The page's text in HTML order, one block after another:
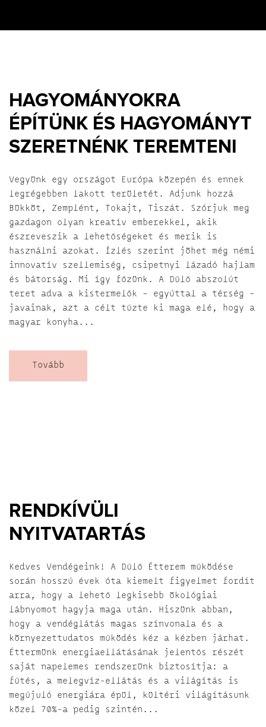
HAGYOMÁNYOKRA
ÉPÍTÜNK ÉS HAGYOMÁNYT
SZERETNÉNK TEREMTENI
Vegyünk egy országot Európa közepén és ennek
legrégebben lakott területét. Adjunk hozzá
Bükköt, Zemplént, Tokajt, Tiszát. Szórjuk meg
gazdagon olyan kreatív emberekkel, akik
észreveszik a lehetőségeket és merik is
használni azokat. Ízlés szerint jöhet még némi
innovatív szellemiség, csipetnyi lázadó hajlam
és bátorság. Mi így főzünk. A Dűlő abszolút
teret adva a kistermelők – egyúttal a térség –
javainak, azt a célt tűzte ki maga elé, hogy a
magyar konyha...
Tovább
RENDKÍVÜLI
NYITVATARTÁS
Kedves Vendégeink! A Dűlő Étterem működése
során hosszú évek óta kiemelt figyelmet fordít
arra, hogy a lehető legkisebb ökológiai
lábnyomot hagyja maga után. Hiszünk abban,
hogy a vendéglátás magas színvonala és a
környezettudatos működés kéz a kézben járhat.
Éttermünk energiaellátásának jelentős részét
saját napelemes rendszerünk biztosítja: a
fűtés, a melegvíz-ellátás és a világítás is
megújuló energiára épül, kültéri világításunk
közel 70%-a pedig szintén...